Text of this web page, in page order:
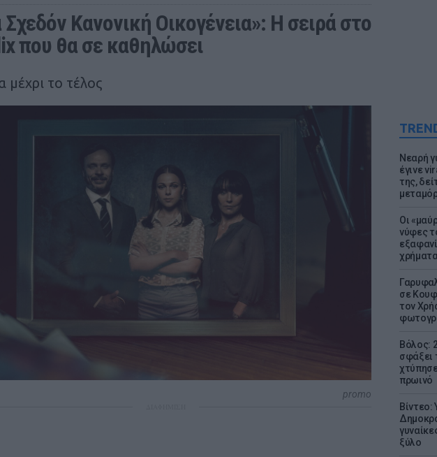
Νεαρή
έγινε
της,
Οι
νύφες
χρήματα
σε
τον
Βόλος:
σφάξει
πρωινό
ξύλο
Κανονική Οικογένεια»: Η σειρά στο
που θα σε καθηλώσει
μέχρι το τέλος
promo